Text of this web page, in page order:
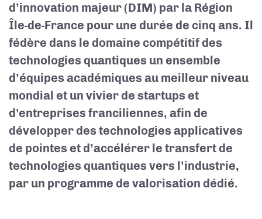
d’innovation majeur (DIM) par la Région
Île-de-France pour une durée de cinq ans. Il
fédère dans le domaine compétitif des
technologies quantiques un ensemble
d’équipes académiques au meilleur niveau
mondial et un vivier de startups et
d'entreprises franciliennes, afin de
développer des technologies applicatives
de pointes et d’accélérer le transfert de
technologies quantiques vers l’industrie,
par un programme de valorisation dédié.